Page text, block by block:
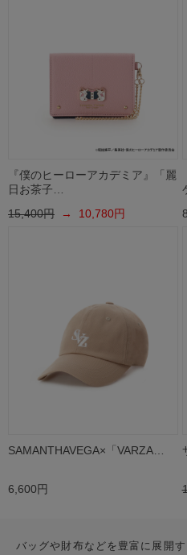
『僕のヒーローアカデミア』「麗
日お茶子…
15,400円 → 10,780円
SAMANTHAVEGA×「VARZA…
6,600円
バッグや財布などを豊富に展開す